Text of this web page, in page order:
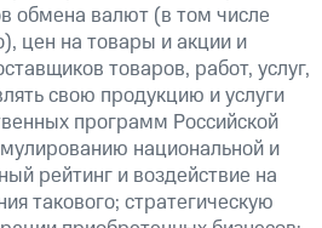
обмена валют (в том числе
цен на товары и акции и
товаров, работ, услуг,
свою продукцию и услуги
программ Российской
национальной и
рейтинг и воздействие на
такового; стратегическую